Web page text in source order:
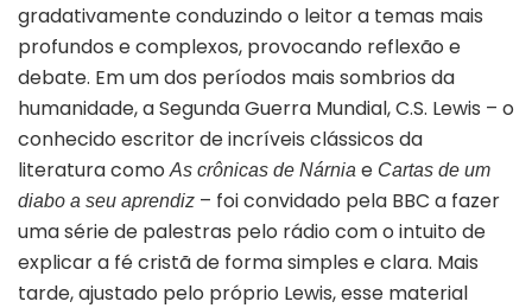
gradativamente conduzindo o leitor a temas mais
profundos e complexos, provocando reflexão e
debate. Em um dos períodos mais sombrios da
humanidade, a Segunda Guerra Mundial, C.S. Lewis – o
conhecido escritor de incríveis clássicos da
literatura comoAs crônicas de Nárnia e Cartas de um
diabo a seu aprendiz – foi convidado pela BBC a fazer
uma série de palestras pelo rádio com o intuito de
explicar a fé cristã de forma simples e clara. Mais
tarde, ajustado pelo próprio Lewis, esse material